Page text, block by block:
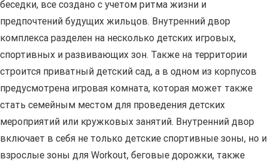
беседки, все создано с учетом ритма жизни и
предпочтений будущих жильцов. Внутренний двор
комплекса разделен на несколько детских игровых,
спортивных и развивающих зон. Также на территории
строится приватный детский сад, а в одном из корпусов
предусмотрена игровая комната, которая может также
стать семейным местом для проведения детских
мероприятий или кружковых занятий. Внутренний двор
включает в себя не только детские спортивные зоны, но и
взрослые зоны для Workout, беговые дорожки, также